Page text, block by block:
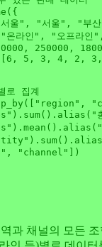
울" , "서울" , "부
"온라인" , "오프라인"
, 250000 ,
6 , 5 , 3 , 4 , 2 , 3
로 집계
"region" ,
). sum().alias( "
).mean().alias(
). sum
, "channel"
])
과 채널의 모든